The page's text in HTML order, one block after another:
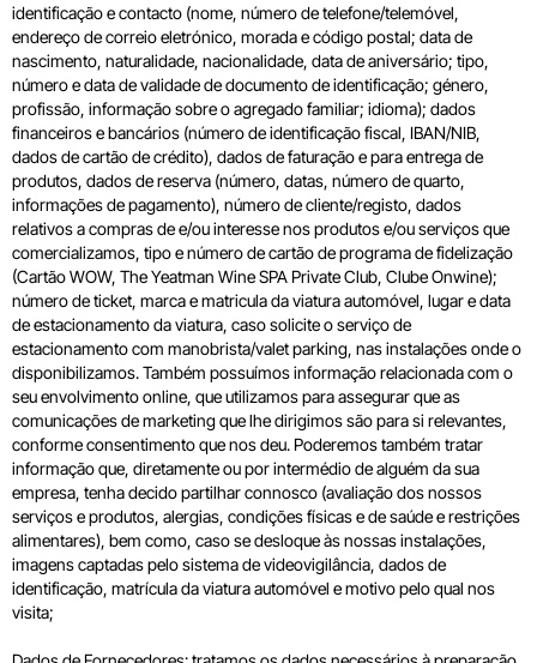
identificação e contacto (nome, número de telefone/telemóvel,
endereço de correio eletrónico, morada e código postal; data de
nascimento, naturalidade, nacionalidade, data de aniversário; tipo,
número e data de validade de documento de identificação; género,
profissão, informação sobre o agregado familiar; idioma); dados
financeiros e bancários (número de identificação fiscal, IBAN/NIB,
dados de cartão de crédito), dados de faturação e para entrega de
produtos, dados de reserva (número, datas, número de quarto,
informações de pagamento), número de cliente/registo, dados
relativos a compras de e/ou interesse nos produtos e/ou serviços que
comercializamos, tipo e número de cartão de programa de fidelização
(Cartão WOW, The Yeatman Wine SPA Private Club, Clube Onwine);
número de ticket, marca e matricula da viatura automóvel, lugar e data
de estacionamento da viatura, caso solicite o serviço de
estacionamento com manobrista/valet parking, nas instalações onde o
disponibilizamos. Também possuímos informação relacionada com o
seu envolvimento online, que utilizamos para assegurar que as
comunicações de marketing que lhe dirigimos são para si relevantes,
conforme consentimento que nos deu. Poderemos também tratar
informação que, diretamente ou por intermédio de alguém da sua
empresa, tenha decido partilhar connosco (avaliação dos nossos
serviços e produtos, alergias, condições físicas e de saúde e restrições
alimentares), bem como, caso se desloque às nossas instalações,
imagens captadas pelo sistema de videovigilância, dados de
identificação, matrícula da viatura automóvel e motivo pelo qual nos
visita;